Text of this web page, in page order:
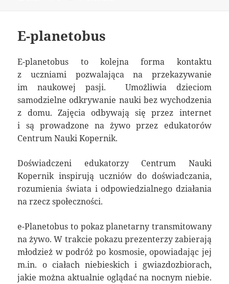
E-planetobus
E-planetobus to kolejna forma kontaktu
z uczniami pozwalająca na przekazywanie
im naukowej pasji. Umożliwia dzieciom
samodzielne odkrywanie nauki bez wychodzenia
z domu. Zajęcia odbywają się przez internet
i są prowadzone na żywo przez edukatorów
Centrum Nauki Kopernik.
Doświadczeni edukatorzy Centrum Nauki
Kopernik inspirują uczniów do doświadczania,
rozumienia świata i odpowiedzialnego działania
na rzecz społeczności.
e-Planetobus to pokaz planetarny transmitowany
na żywo. W trakcie pokazu prezenterzy zabierają
młodzież w podróż po kosmosie, opowiadając jej
m.in. o ciałach niebieskich i gwiazdozbiorach,
jakie można aktualnie oglądać na nocnym niebie.